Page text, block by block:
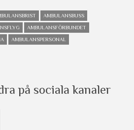
AMBULANSBUSS
AMBULANSFÖRBUNDET
AMBULANSPERSONAL
på sociala kanaler